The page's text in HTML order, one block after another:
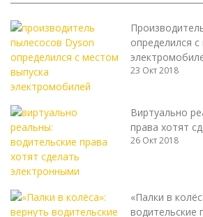
определился
23 Окт 2018
Виртуально
права хотят
26 Окт 2018
«Палки в
водительские